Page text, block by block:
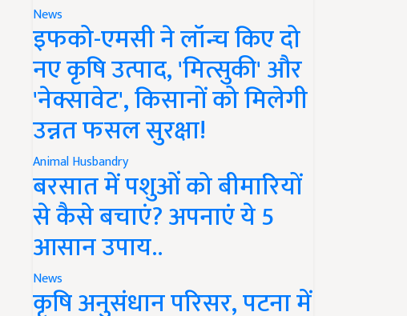
News
इफको-एमसी ने लॉन्च किए दो
नए कृषि उत्पाद, 'मित्सुकी' और
'नेक्सावेट', किसानों को मिलेगी
उन्नत फसल सुरक्षा!
Animal Husbandry
बरसात में पशुओं को बीमारियों
से कैसे बचाएं? अपनाएं ये 5
आसान उपाय..
News
कृषि अनुसंधान परिसर, पटना में